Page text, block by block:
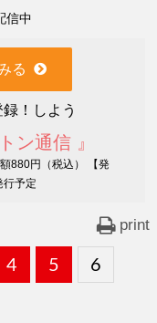
信中
る
！しよう
ン通信 』
880円（税込） 【発
行予定
print
,
固
4 ,
固
5 ,
固
6